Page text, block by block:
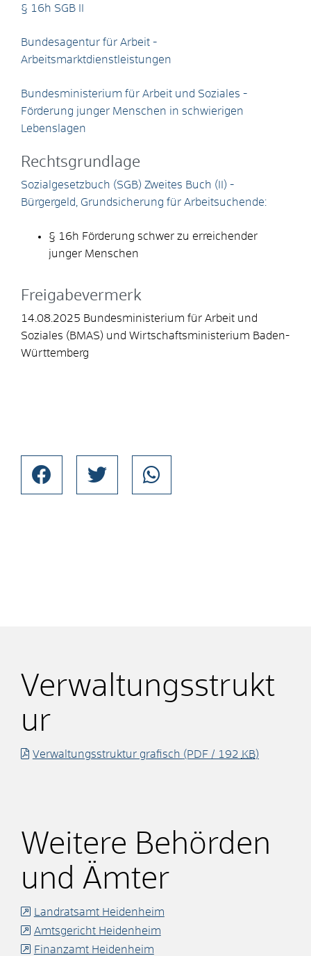
§ 16h SGB II
Bundesagentur für Arbeit -
Arbeitsmarktdienstleistungen
Bundesministerium für Arbeit und Soziales -
Förderung junger Menschen in schwierigen
Lebenslagen
Rechtsgrundlage
Sozialgesetzbuch (SGB) Zweites Buch (II) -
Bürgergeld, Grundsicherung für Arbeitsuchende:
§ 16h Förderung schwer zu erreichender
junger Menschen
Freigabevermerk
14.08.2025 Bundesministerium für Arbeit und
Soziales (BMAS) und Wirtschaftsministerium Baden-
Württemberg
Verwaltungsstrukt
ur
Verwaltungsstruktur grafisch (PDF / 192 KB)
Weitere Behörden
und Ämter
Landratsamt Heidenheim
Amtsgericht Heidenheim
Finanzamt Heidenheim